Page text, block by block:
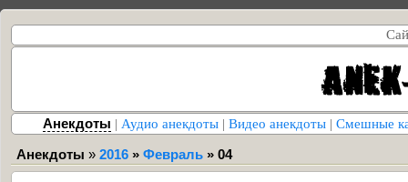
Анекдоты | Аудио анекдоты | Видео анекдоты | Смешные
Анекдоты » 2016 » Февраль » 04